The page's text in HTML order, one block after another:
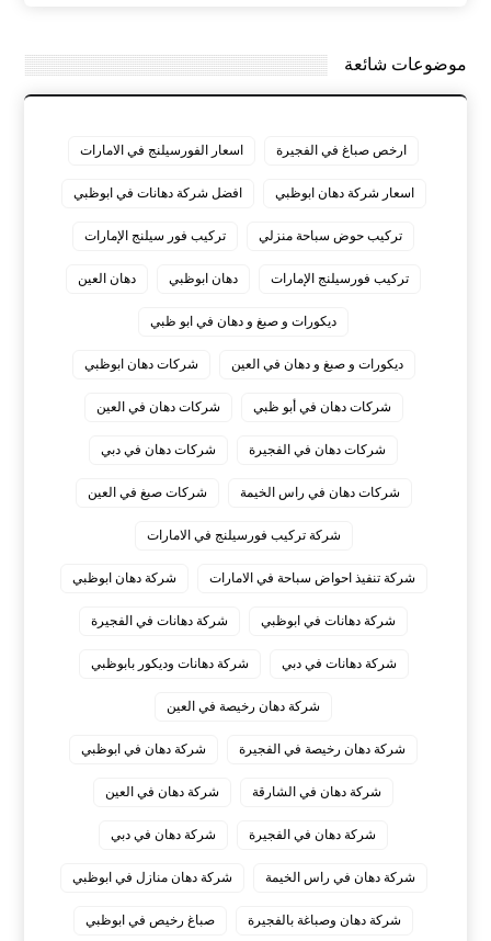
موضوعات شائعة
ارخص صباغ في الفجيرة اسعار الفورسيلنج في الامارات
اسعار شركة دهان ابوظبي افضل شركة دهانات في ابوظبي
تركيب حوض سباحة منزلي تركيب فور سيلنج الإمارات
تركيب فورسيلنج الإمارات دهان ابوظبي دهان العين
ديكورات و صبغ و دهان في ابو ظبي
ديكورات و صبغ و دهان في العين شركات دهان ابوظبي
شركات دهان في أبو ظبي شركات دهان في العين
شركات دهان في الفجيرة شركات دهان في دبي
شركات دهان في راس الخيمة شركات صبغ في العين
شركة تركيب فورسيلنج في الامارات
شركة تنفيذ احواض سباحة في الامارات شركة دهان ابوظبي
شركة دهانات في ابوظبي شركة دهانات في الفجيرة
شركة دهانات في دبي شركة دهانات وديكور بابوظبي
شركة دهان رخيصة في العين
شركة دهان رخيصة في الفجيرة شركة دهان في ابوظبي
شركة دهان في الشارقة شركة دهان في العين
شركة دهان في الفجيرة شركة دهان في دبي
شركة دهان في راس الخيمة شركة دهان منازل في ابوظبي
شركة دهان وصباغة بالفجيرة صباغ رخيص في ابوظبي